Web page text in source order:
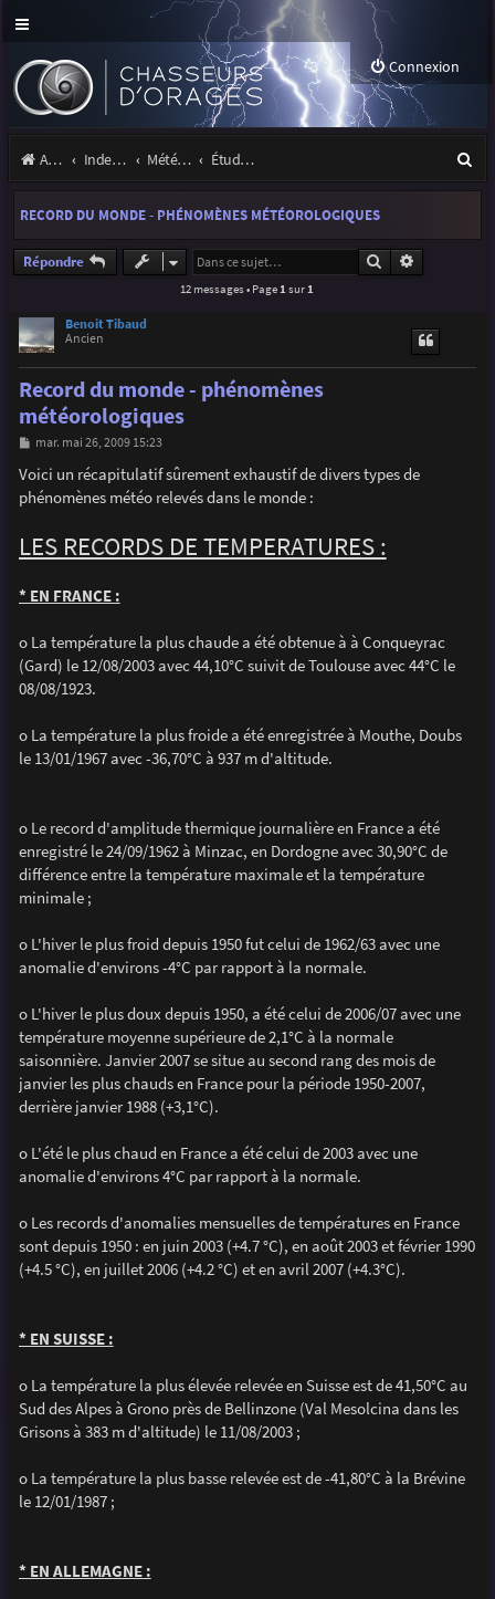
Connexion
Accueil Index du forum Météo et climatologie des orages Étude de phénomènes orageux
e
RECORD DU MONDE - PHÉNOMÈNES MÉTÉOROLOGIQUES
Répondre Rechercher
12 messages • Page 1 sur 1
Benoit Tibaud
Ancien
Record du monde - phénomènes
météorologiques
M
s
s
a
mar. mai 26, 2009 15:23
Voici un récapitulatif sûrement exhaustif de divers types de
phénomènes météo relevés dans le monde :
LES RECORDS DE TEMPERATURES :
* EN FRANCE :
o La température la plus chaude a été obtenue à à Conqueyrac
(Gard) le 12/08/2003 avec 44,10°C suivit de Toulouse avec 44°C le
08/08/1923.
o La température la plus froide a été enregistrée à Mouthe, Doubs
le 13/01/1967 avec -36,70°C à 937 m d'altitude.
o Le record d'amplitude thermique journalière en France a été
enregistré le 24/09/1962 à Minzac, en Dordogne avec 30,90°C de
différence entre la température maximale et la température
minimale ;
o L'hiver le plus froid depuis 1950 fut celui de 1962/63 avec une
anomalie d'environs -4°C par rapport à la normale.
o L'hiver le plus doux depuis 1950, a été celui de 2006/07 avec une
température moyenne supérieure de 2,1°C à la normale
saisonnière. Janvier 2007 se situe au second rang des mois de
janvier les plus chauds en France pour la période 1950-2007,
derrière janvier 1988 (+3,1°C).
o L'été le plus chaud en France a été celui de 2003 avec une
anomalie d'environs 4°C par rapport à la normale.
o Les records d'anomalies mensuelles de températures en France
sont depuis 1950 : en juin 2003 (+4.7 °C), en août 2003 et février 1990
(+4.5 °C), en juillet 2006 (+4.2 °C) et en avril 2007 (+4.3°C).
* EN SUISSE :
o La température la plus élevée relevée en Suisse est de 41,50°C au
Sud des Alpes à Grono près de Bellinzone (Val Mesolcina dans les
Grisons à 383 m d'altitude) le 11/08/2003 ;
o La température la plus basse relevée est de -41,80°C à la Brévine
le 12/01/1987 ;
* EN ALLEMAGNE :